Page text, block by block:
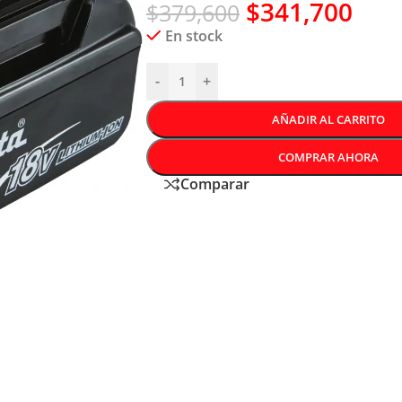
$379,600 $341,700
En stock
- +
AÑADIR AL CARRITO
COMPRAR AHORA
Comparar